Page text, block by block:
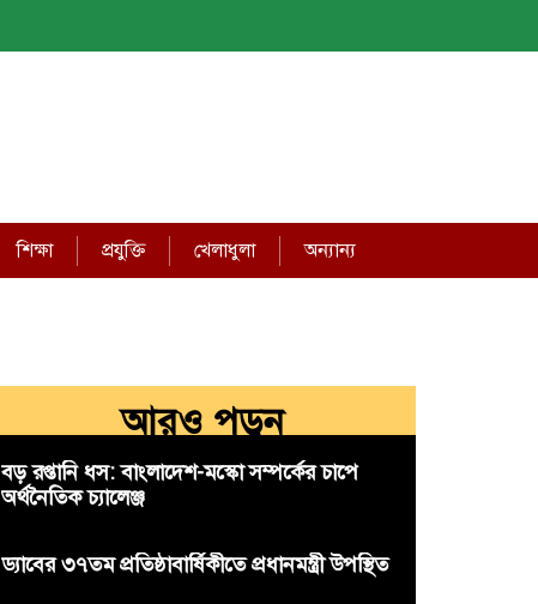
শিক্ষা প্রযুক্তি খেলাধুলা অন্যান্য
আরও পড়ুন
বড় রপ্তানি ধস: বাংলাদেশ-মস্কো সম্পর্কের চাপে
অর্থনৈতিক চ্যালেঞ্জ
ড্যাবের ৩৭তম প্রতিষ্ঠাবার্ষিকীতে প্রধানমন্ত্রী উপস্থিত